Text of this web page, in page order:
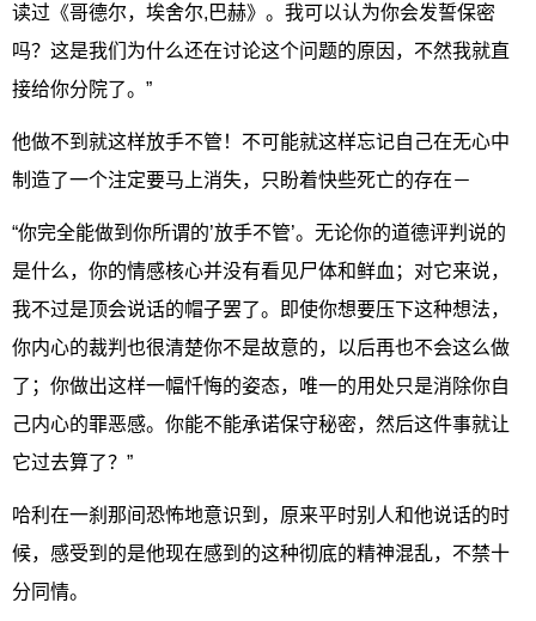
读过《哥德尔，埃舍尔,巴赫》。我可以认为你会发誓保密
吗？这是我们为什么还在讨论这个问题的原因，不然我就直
接给你分院了。”
他做不到就这样放手不管！不可能就这样忘记自己在无心中
制造了一个注定要马上消失，只盼着快些死亡的存在－
“你完全能做到你所谓的’放手不管’。无论你的道德评判说的
是什么，你的情感核心并没有看见尸体和鲜血；对它来说，
我不过是顶会说话的帽子罢了。即使你想要压下这种想法，
你内心的裁判也很清楚你不是故意的，以后再也不会这么做
了；你做出这样一幅忏悔的姿态，唯一的用处只是消除你自
己内心的罪恶感。你能不能承诺保守秘密，然后这件事就让
它过去算了？”
哈利在一刹那间恐怖地意识到，原来平时别人和他说话的时
候，感受到的是他现在感到的这种彻底的精神混乱，不禁十
分同情。